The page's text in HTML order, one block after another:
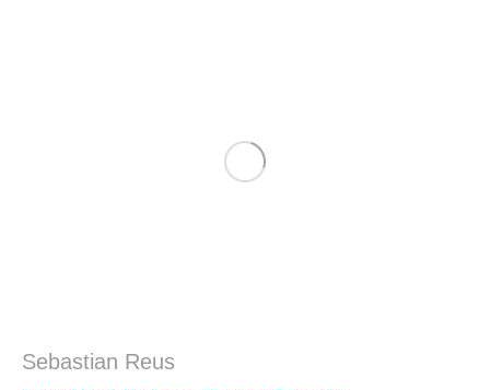
Sebastian Reus